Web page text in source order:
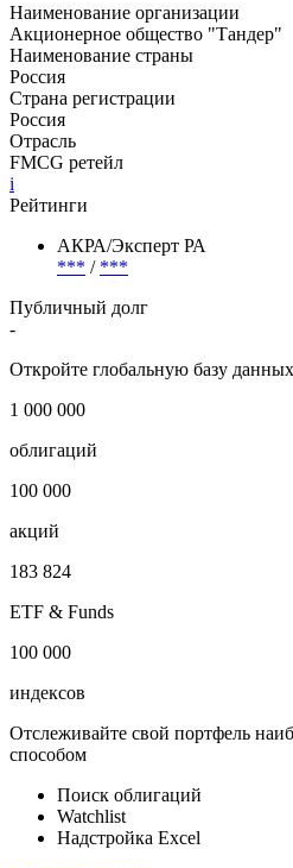
Наименование организации
Акционерное общество "Тандер"
Наименование страны
Россия
Страна регистрации
Россия
Отрасль
FMCG ретейл
i
Рейтинги
АКРА/Эксперт РА
*** / ***
Публичный долг
-
Откройте глобальную базу данных
1 000 000
облигаций
100 000
акций
183 824
ETF & Funds
100 000
индексов
Отслеживайте свой портфель
способом
Поиск облигаций
Watchlist
Надстройка Excel